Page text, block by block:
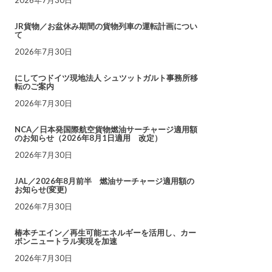
JR貨物／お盆休み期間の貨物列車の運転計画につい
て
2026年7月30日
にしてつドイツ現地法人 シュツットガルト事務所移
転のご案内
2026年7月30日
NCA／日本発国際航空貨物燃油サーチャージ適用額
のお知らせ（2026年8月1日適用 改定）
2026年7月30日
JAL／2026年8月前半 燃油サーチャージ適用額の
お知らせ(変更)
2026年7月30日
椿本チエイン／再生可能エネルギーを活用し、カー
ボンニュートラル実現を加速
2026年7月30日